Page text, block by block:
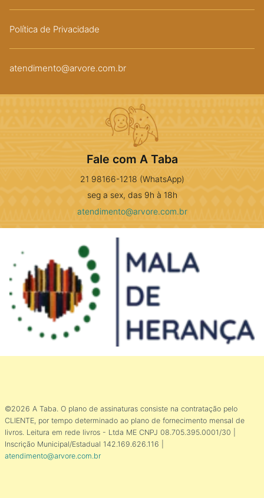
Política de Privacidade
atendimento@arvore.com.br
Fale com A Taba
21 98166-1218 (WhatsApp)
seg a sex, das 9h à 18h
atendimento@arvore.com.br
©2026 A Taba. O plano de assinaturas consiste na contratação pelo
CLIENTE, por tempo determinado ao plano de fornecimento mensal de
livros. Leitura em rede livros - Ltda ME CNPJ 08.705.395.0001/30 |
Inscrição Municipal/Estadual 142.169.626.116 |
atendimento@arvore.com.br